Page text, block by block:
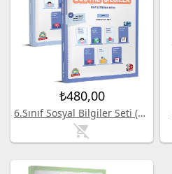
₺480,00
6.Sınıf Sosyal Bilgiler Seti (25-26)
remove_shopping_cart